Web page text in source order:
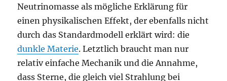
Neutrinomasse als mögliche Erklärung für
einen physikalischen Effekt, der ebenfalls nicht
durch das Standardmodell erklärt wird: die
dunkle Materie. Letztlich braucht man nur
relativ einfache Mechanik und die Annahme,
dass Sterne, die gleich viel Strahlung bei